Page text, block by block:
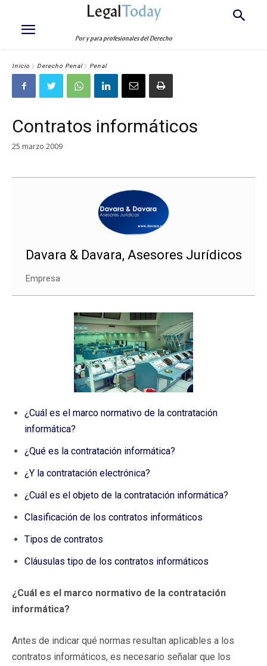
LegalToday
Por y para profesionales del Derecho
Inicio Derecho Penal Penal
Contratos informáticos
25 marzo 2009
Davara & Davara, Asesores Jurídicos
Empresa
¿Cuál es el marco normativo de la contratación
informática?
¿Qué es la contratación informática?
¿Y la contratación electrónica?
¿Cuál es el objeto de la contratación informática?
Clasificación de los contratos informáticos
Tipos de contratos
Cláusulas tipo de los contratos informáticos
¿Cuál es el marco normativo de la contratación
informática?
Antes de indicar qué normas resultan aplicables a los
contratos informáticos, es necesario señalar que los